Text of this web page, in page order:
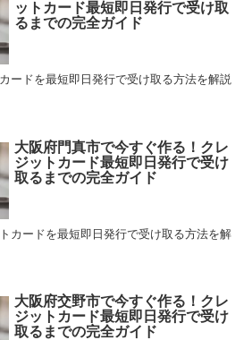
ットカード最短即日発行で受け取
るまでの完全ガイド
ードを最短即日発行で受け取る方法を解説
大阪府門真市で今すぐ作る！クレ
ジットカード最短即日発行で受け
取るまでの完全ガイド
カードを最短即日発行で受け取る方法を解
大阪府交野市で今すぐ作る！クレ
ジットカード最短即日発行で受け
取るまでの完全ガイド